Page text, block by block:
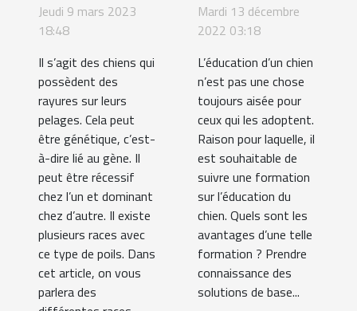
races de
des poils
bringés ?
Jeudi 9 mars 2023
18:48
Il s’agit des chiens qui
possèdent des
rayures sur leurs
pelages. Cela peut
être génétique, c’est-
à-dire lié au gène. Il
peut être récessif
chez l’un et dominant
chez d’autre. Il existe
plusieurs races avec
ce type de poils. Dans
cet article, on vous
parlera des
d'éducateur
Mardi 13 décembre
2022 03:18
L’éducation d’un chien
n’est pas une chose
toujours aisée pour
ceux qui les adoptent.
Raison pour laquelle, il
est souhaitable de
suivre une formation
sur l’éducation du
chien. Quels sont les
avantages d’une telle
formation ? Prendre
connaissance des
solutions de base...